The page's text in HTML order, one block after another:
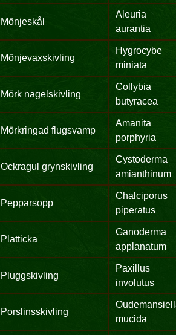
Mönjeskål
Aleuria
aurantia
Mönjevaxskivling
Hygrocybe
miniata
Mörk nagelskivling
Collybia
butyracea
Mörkringad flugsvamp
Amanita
porphyria
Ockragul grynskivling
Cystoderma
amianthinum
Pepparsopp
Chalciporus
piperatus
Platticka
Ganoderma
applanatum
Pluggskivling
Paxillus
involutus
Porslinsskivling
mucida